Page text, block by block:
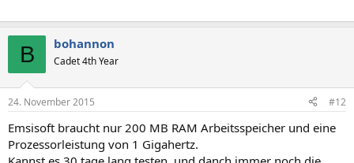
B bohannon
Cadet 4th Year
24. November 2015 #12
Emsisoft braucht nur 200 MB RAM Arbeitsspeicher und eine
Prozessorleistung von 1 Gigahertz.